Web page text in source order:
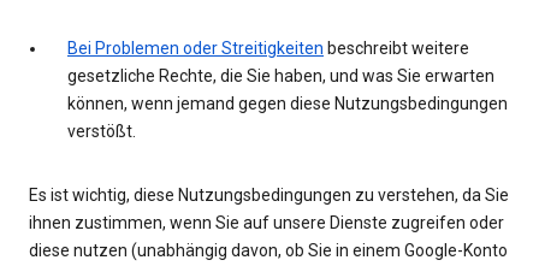
Bei Problemen oder Streitigkeiten beschreibt weitere
gesetzliche Rechte, die Sie haben, und was Sie erwarten
können, wenn jemand gegen diese Nutzungsbedingungen
verstößt.
Es ist wichtig, diese Nutzungsbedingungen zu verstehen, da Sie
ihnen zustimmen, wenn Sie auf unsere Dienste zugreifen oder
diese nutzen (unabhängig davon, ob Sie in einem Google-Konto